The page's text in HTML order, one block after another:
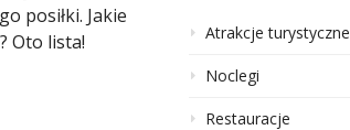
posiłki. Jakie
Oto lista!
Atrakcje turystyczne
Noclegi
Restauracje